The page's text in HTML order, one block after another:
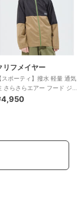
リフメイヤー
スポーティ】撥水 軽量 通気
さらさらエアー フード ジャ
ット 120cm～170cm
4,950